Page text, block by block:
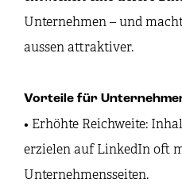
Unternehmen – und
aussen attraktiver.
Vorteile für
• Erhöhte Reichweite:
erzielen auf LinkedIn oft
Unternehmensseiten.